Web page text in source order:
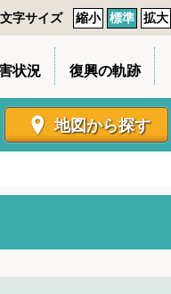
文字サイズ 縮小 標準 拡大
状況 復興の軌跡
地図から探す